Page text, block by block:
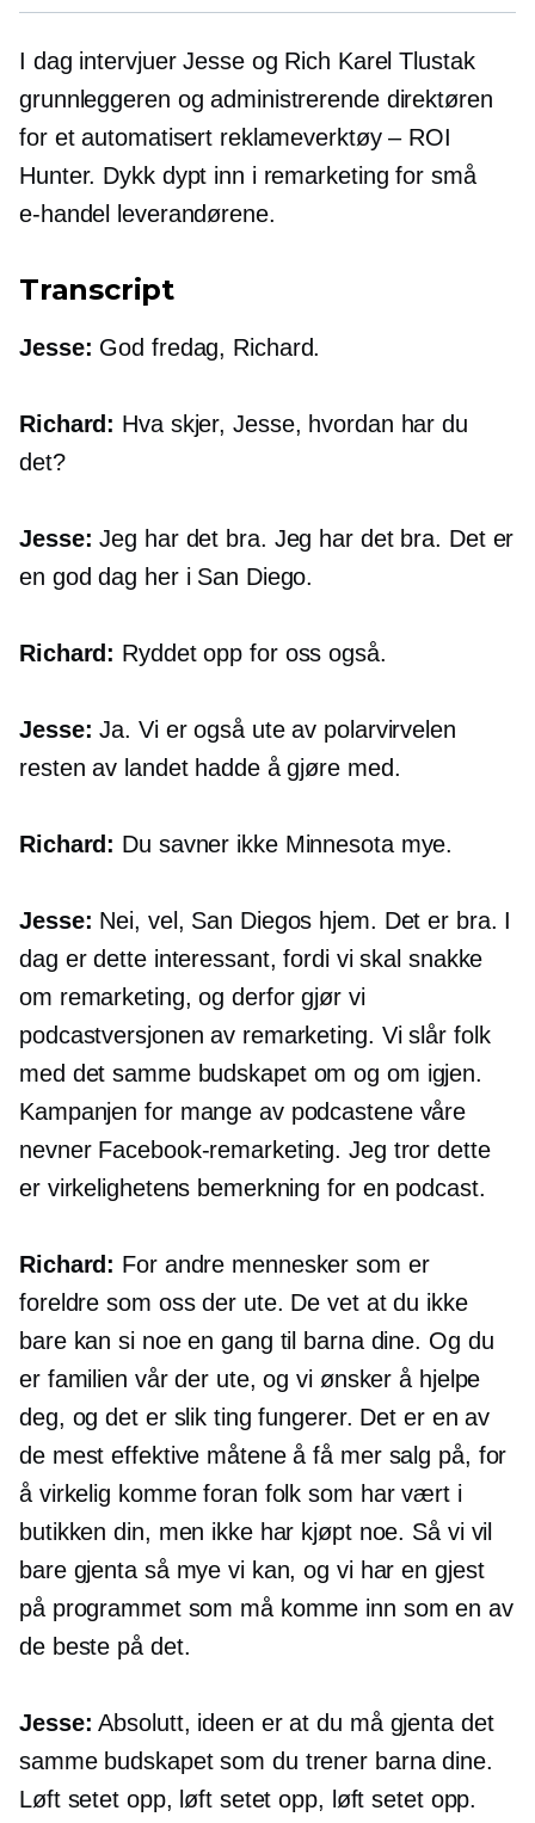
I dag intervjuer Jesse og Rich Karel Tlustak
grunnleggeren og administrerende direktøren
for et automatisert reklameverktøy – ROI
Hunter. Dykk dypt inn i remarketing for små
e-handel
leverandørene.
Transcript
Jesse: God fredag, Richard.
Richard: Hva skjer, Jesse, hvordan har du
det?
Jesse: Jeg har det bra. Jeg har det bra. Det er
en god dag her i San Diego.
Richard: Ryddet opp for oss også.
Jesse: Ja. Vi er også ute av polarvirvelen
resten av landet hadde å gjøre med.
Richard: Du savner ikke Minnesota mye.
Jesse: Nei, vel, San Diegos hjem. Det er bra. I
dag er dette interessant, fordi vi skal snakke
om remarketing, og derfor gjør vi
podcastversjonen av remarketing. Vi slår folk
med det samme budskapet om og om igjen.
Kampanjen for mange av podcastene våre
nevner Facebook-remarketing. Jeg tror dette
er virkelighetens bemerkning for en podcast.
Richard: For andre mennesker som er
foreldre som oss der ute. De vet at du ikke
bare kan si noe en gang til barna dine. Og du
er familien vår der ute, og vi ønsker å hjelpe
deg, og det er slik ting fungerer. Det er en av
de mest effektive måtene å få mer salg på, for
å virkelig komme foran folk som har vært i
butikken din, men ikke har kjøpt noe. Så vi vil
bare gjenta så mye vi kan, og vi har en gjest
på programmet som må komme inn som en av
de beste på det.
Jesse: Absolutt, ideen er at du må gjenta det
samme budskapet som du trener barna dine.
Løft setet opp, løft setet opp, løft setet opp.